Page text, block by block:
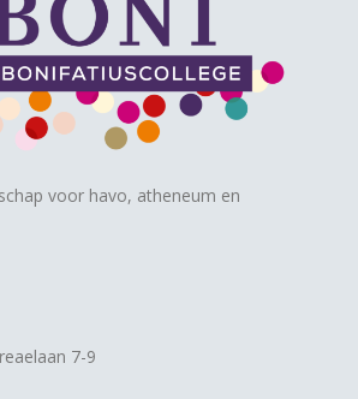
voor havo, atheneum en
7-9